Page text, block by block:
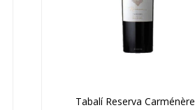
Tabalí Reserva Carménère